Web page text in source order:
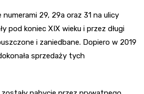
29, 29a oraz 31 na ulicy
pod koniec XIX wieku i przez długi
i zaniedbane. Dopiero w 2019
sprzedaży tych